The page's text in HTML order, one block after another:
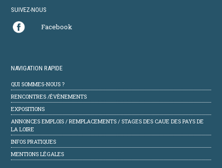
SUIVEZ-NOUS
Facebook
NAVIGATION RAPIDE
QUI SOMMES-NOUS ?
RENCONTRES /ÉVÈNEMENTS
EXPOSITIONS
ANNONCES EMPLOIS / REMPLACEMENTS / STAGES DES CAUE DES PAYS DE
LA LOIRE
INFOS PRATIQUES
MENTIONS LÉGALES